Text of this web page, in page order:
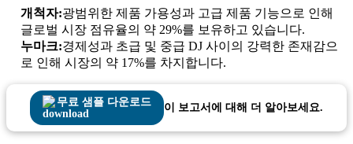
개척자:광범위한 제품 가용성과 고급 제품 기능으로 인해
글로벌 시장 점유율의 약 29%를 보유하고 있습니다.
누마크:경제성과 초급 및 중급 DJ 사이의 강력한 존재감으
로 인해 시장의 약 17%를 차지합니다.
무료 샘플 다운로드 이 보고서에 대해 더 알아보세요.